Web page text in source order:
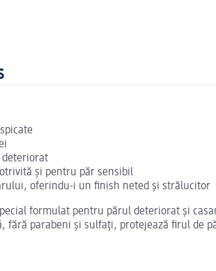
deteriorat
și pentru păr sensibil
oferindu-i un finish neted și strălucitor
formulat pentru părul deteriorat și
fără parabeni și sulfați, protejează firul de